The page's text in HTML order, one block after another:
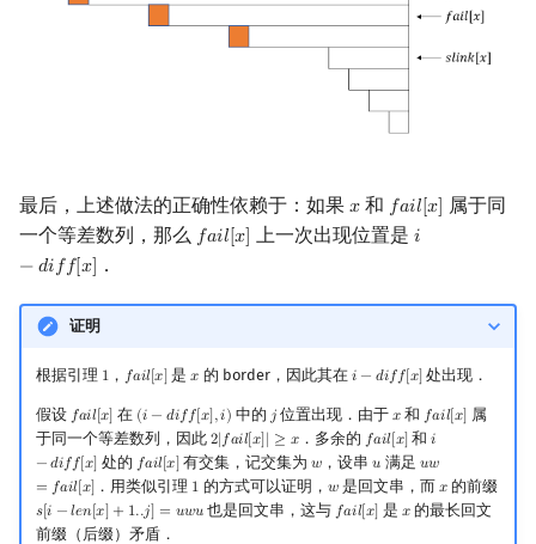
最后，上述做法的正确性依赖于：如果 𝑥
x 和 𝑓𝑎𝑖𝑙[𝑥]
fail[ x] 属于同
一个等差数列，那么 𝑓𝑎𝑖𝑙[𝑥]
fail[ x] 上一次出现位置是 𝑖
−𝑑𝑖𝑓𝑓[𝑥]
i−
．
证明
根据引理 1
1 ， 𝑓𝑎𝑖𝑙[𝑥]
fail[ x] 是𝑥
x 的 border，因此其在 𝑖 − 𝑑𝑖𝑓𝑓[𝑥]
i−d iff[x] 处出现．
假设 𝑓𝑎𝑖𝑙[𝑥]
fail[ x] 在 (𝑖 − 𝑑𝑖𝑓𝑓[𝑥],𝑖)
(i−d iff[x], i) 中的 𝑗
j 位置出现．由于𝑥
x 和 𝑓𝑎𝑖𝑙[𝑥]
fail[ x] 属
于同一个等差数列，因此 2|𝑓𝑎𝑖𝑙[𝑥]| ≥ 𝑥
2|fail[ x] ≥x ．多余的 𝑓𝑎𝑖𝑙[𝑥]
fail[ x] 和𝑖
−𝑑𝑖𝑓𝑓[𝑥]
i
处的 𝑓𝑎𝑖𝑙[𝑥]
fail[ x] 有交集，记交集为𝑤
w ，设串𝑢
u 满足 𝑢𝑤
= 𝑓𝑎𝑖𝑙[𝑥]
uw=
．用类似引理 1
1 的方式可以证明， 𝑤
w 是回文串，而 𝑥
x 的前缀
𝑠[𝑖 −𝑙𝑒𝑛[𝑥] + 1..𝑗] = 𝑢𝑤𝑢
s[i −len[x ]+ 1..j =uw u 也是回文串，这与 𝑓𝑎𝑖𝑙[𝑥]
fail[ x] 是 𝑥
x 的最长回文
前缀（后缀）矛盾．